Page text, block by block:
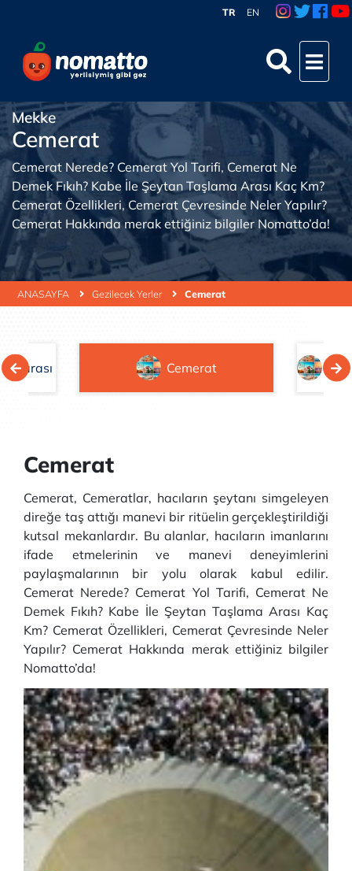
TR EN
ANASAYFA Gezilecek Yerler Cemerat
Mekke
Cemerat
Cemerat Nerede? Cemerat Yol Tarifi, Cemerat Ne
Demek Fıkıh? Kabe İle Şeytan Taşlama Arası Kaç Km?
Cemerat Özellikleri, Cemerat Çevresinde Neler Yapılır?
Cemerat Hakkında merak ettiğiniz bilgiler Nomatto’da!
Cemerat
Cemerat
Cemerat, Cemeratlar, hacıların şeytanı simgeleyen
direğe taş attığı manevi bir ritüelin gerçekleştirildiği
kutsal mekanlardır. Bu alanlar, hacıların imanlarını
ifade etmelerinin ve manevi deneyimlerini
paylaşmalarının bir yolu olarak kabul edilir.
Cemerat Nerede? Cemerat Yol Tarifi, Cemerat Ne
Demek Fıkıh? Kabe İle Şeytan Taşlama Arası Kaç
Km? Cemerat Özellikleri, Cemerat Çevresinde Neler
Yapılır? Cemerat Hakkında merak ettiğiniz bilgiler
Nomatto’da!